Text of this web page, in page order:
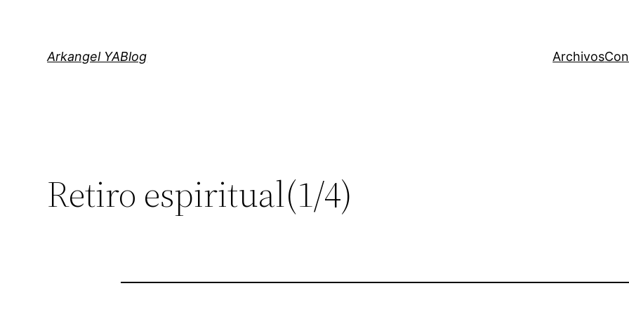
Arkangel YABlog Archivos
Retiro espiritual(1/4)